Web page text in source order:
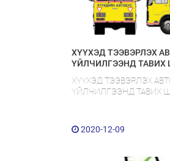
ХҮҮХЭД ТЭЭВЭРЛЭХ
ҮЙЛЧИЛГЭЭНД ТАВИХ
ХҮҮХЭД ТЭЭВЭРЛЭХ
ҮЙЛЧИЛГЭЭНД ТАВИХ
2020-12-09